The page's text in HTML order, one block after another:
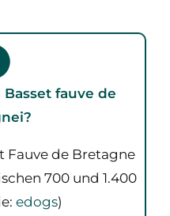
fauve de
Fauve de Bretagne
700 und 1.400
edogs)